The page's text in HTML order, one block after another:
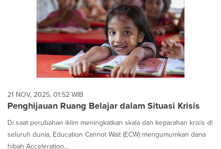
21 NOV, 2025, 01:52 WIB
Penghijauan Ruang Belajar dalam Situasi Krisis
Di saat perubahan iklim meningkatkan skala dan keparahan krisis di
seluruh dunia, Education Cannot Wait (ECW) mengumumkan dana
hibah Acceleration...